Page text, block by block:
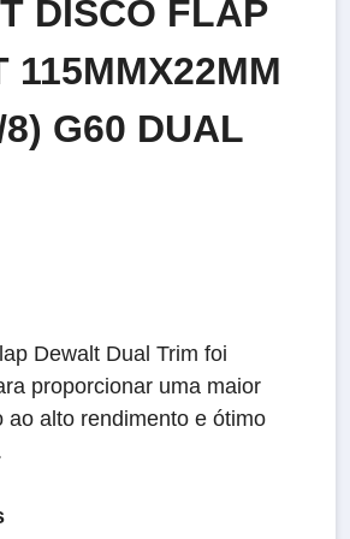
DISCO FLAP
115MMX22MM
G60 DUAL
Dewalt Dual Trim foi
proporcionar uma maior
ao alto rendimento e ótimo